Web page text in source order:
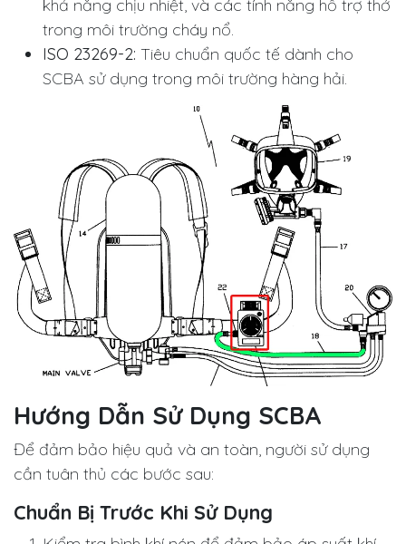
khả năng chịu nhiệt, và các tính năng hỗ trợ thở
trong môi trường cháy nổ.
ISO 23269-2: Tiêu chuẩn quốc tế dành cho
SCBA sử dụng trong môi trường hàng hải.
Hướng Dẫn Sử Dụng SCBA
Để đảm bảo hiệu quả và an toàn, người sử dụng
cần tuân thủ các bước sau:
Chuẩn Bị Trước Khi Sử Dụng